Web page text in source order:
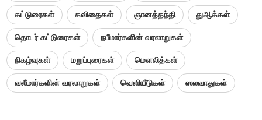
கட்டுரைகள் கவிதைகள் ஞானத்தந்தி துஆக்கள்
தொடர் கட்டுரைகள் நபீமார்களின் வரலாறுகள்
நிகழ்வுகள் மறுப்புரைகள் மௌலித்கள்
வலீமார்களின் வரலாறுகள் வெளியீடுகள் ஸலவாதுகள்